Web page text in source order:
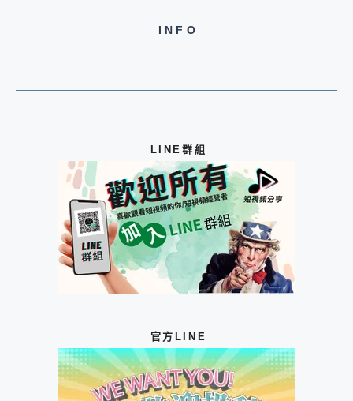
INFO
LINE群組
官方LINE